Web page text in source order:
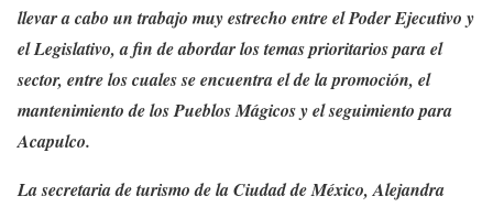
llevar a cabo un trabajo muy estrecho entre el Poder Ejecutivo y
el Legislativo, a fin de abordar los temas prioritarios para el
sector, entre los cuales se encuentra el de la promoción, el
mantenimiento de los Pueblos Mágicos y el seguimiento para
Acapulco.
La secretaria de turismo de la Ciudad de México, Alejandra